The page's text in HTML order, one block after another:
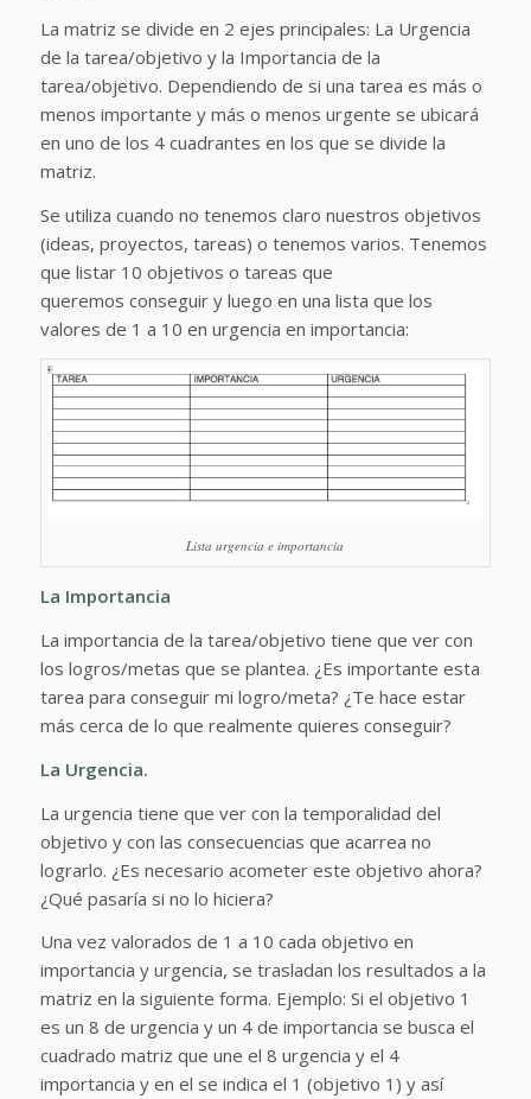
La matriz se divide en 2 ejes principales: La Urgencia
de la tarea/objetivo y la Importancia de la
tarea/objetivo. Dependiendo de si una tarea es más o
menos importante y más o menos urgente se ubicará
en uno de los 4 cuadrantes en los que se divide la
matriz.
Se utiliza cuando no tenemos claro nuestros objetivos
(ideas, proyectos, tareas) o tenemos varios. Tenemos
que listar 10 objetivos o tareas que
queremos conseguir y luego en una lista que los
valores de 1 a 10 en urgencia en importancia:
Lista urgencia e importancia
La Importancia
La importancia de la tarea/objetivo tiene que ver con
los logros/metas que se plantea. ¿Es importante esta
tarea para conseguir mi logro/meta? ¿Te hace estar
más cerca de lo que realmente quieres conseguir?
La Urgencia.
La urgencia tiene que ver con la temporalidad del
objetivo y con las consecuencias que acarrea no
lograrlo. ¿Es necesario acometer este objetivo ahora?
¿Qué pasaría si no lo hiciera?
Una vez valorados de 1 a 10 cada objetivo en
importancia y urgencia, se trasladan los resultados a la
matriz en la siguiente forma. Ejemplo: Si el objetivo 1
es un 8 de urgencia y un 4 de importancia se busca el
cuadrado matriz que une el 8 urgencia y el 4
importancia y en el se indica el 1 (objetivo 1) y así